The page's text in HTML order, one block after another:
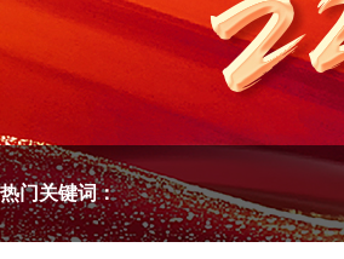
热门关键词：